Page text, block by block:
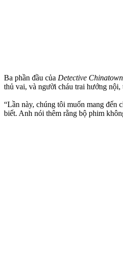
Ba phần đầu của Detective Chinatown
thủ vai, và người cháu trai hướng
“Lần này, chúng tôi muốn mang đến
biết. Anh nói thêm rằng bộ phim